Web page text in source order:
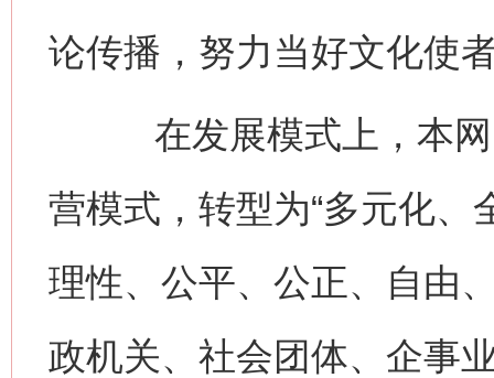
论传播，努力当好文化使
在发展模式上，本网
营模式，转型为“多元化、
理性、公平、公正、自由
政机关、社会团体、企事